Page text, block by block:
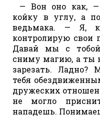
— Вон оно как,
койку в углу, а
ведьмака. — Я,
контролирую свои
Давай мы с тобой
сниму магию, а ты
зарезать. Ладно?
тебя
дружеских
не могло
нападешь.